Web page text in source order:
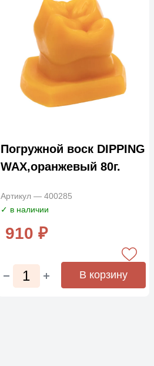
Погружной воск DIPPING
WAX,оранжевый 80г.
Артикул — 400285
✓ в наличии
910 ₽
В корзину